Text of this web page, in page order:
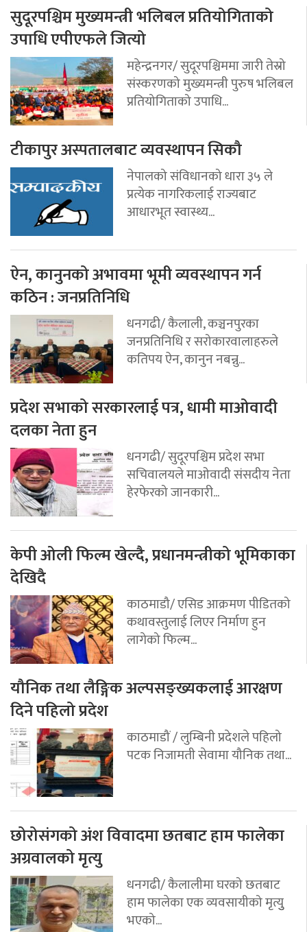
सुदूरपश्चिम मुख्यमन्त्री भलिबल प्रतियोगिताको
उपाधि एपीएफले जित्यो
महेन्द्रनगर/ सुदूरपश्चिममा जारी तेस्रो
संस्करणको मुख्यमन्त्री पुरुष भलिबल
प्रतियोगिताको उपाधि...
टीकापुर अस्पतालबाट व्यवस्थापन सिकौ
नेपालको संविधानको धारा ३५ ले
प्रत्येक नागरिकलाई राज्यबाट
आधारभूत स्वास्थ्य...
ऐन, कानुनको अभावमा भूमी व्यवस्थापन गर्न
कठिन : जनप्रतिनिधि
धनगढी/ कैलाली, कञ्चनपुरका
जनप्रतिनिधि र सरोकारवालाहरुले
कतिपय ऐन, कानुन नबन्नु...
प्रदेश सभाको सरकारलाई पत्र, धामी माओवादी
दलका नेता हुन
धनगढी/ सुदूरपश्चिम प्रदेश सभा
सचिवालयले माओवादी संसदीय नेता
हेरफेरको जानकारी...
केपी ओली फिल्म खेल्दै, प्रधानमन्त्रीको भूमिकाका
देखिदै
काठमाडौ/ एसिड आक्रमण पीडितको
कथावस्तुलाई लिएर निर्माण हुन
लागेको फिल्म...
यौनिक तथा लैङ्गिक अल्पसङ्ख्यकलाई आरक्षण
दिने पहिलो प्रदेश
काठमाडौं / लुम्बिनी प्रदेशले पहिलो
पटक निजामती सेवामा यौनिक तथा...
छोरोसंगको अंश विवादमा छतबाट हाम फालेका
अग्रवालको मृत्यु
धनगढी/ कैलालीमा घरको छतबाट
हाम फालेका एक व्यवसायीको मृत्युु
भएको...